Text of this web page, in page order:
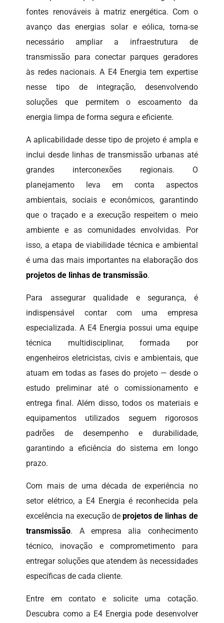
fontes renováveis à matriz energética. Com o
avanço das energias solar e eólica, torna-se
necessário ampliar a infraestrutura de
transmissão para conectar parques geradores
às redes nacionais. A E4 Energia tem expertise
nesse tipo de integração, desenvolvendo
soluções que permitem o escoamento da
energia limpa de forma segura e eficiente.
A aplicabilidade desse tipo de projeto é ampla e
inclui desde linhas de transmissão urbanas até
grandes interconexões regionais. O
planejamento leva em conta aspectos
ambientais, sociais e econômicos, garantindo
que o traçado e a execução respeitem o meio
ambiente e as comunidades envolvidas. Por
isso, a etapa de viabilidade técnica e ambiental
é uma das mais importantes na elaboração dos
projetos de linhas de transmissão.
Para assegurar qualidade e segurança, é
indispensável contar com uma empresa
especializada. A E4 Energia possui uma equipe
técnica multidisciplinar, formada por
engenheiros eletricistas, civis e ambientais, que
atuam em todas as fases do projeto — desde o
estudo preliminar até o comissionamento e
entrega final. Além disso, todos os materiais e
equipamentos utilizados seguem rigorosos
padrões de desempenho e durabilidade,
garantindo a eficiência do sistema em longo
prazo.
Com mais de uma década de experiência no
setor elétrico, a E4 Energia é reconhecida pela
excelência na execução deprojetos de linhas de
transmissão. A empresa alia conhecimento
técnico, inovação e comprometimento para
entregar soluções que atendem às necessidades
específicas de cada cliente.
Entre em contato e solicite uma cotação.
Descubra como a E4 Energia pode desenvolver